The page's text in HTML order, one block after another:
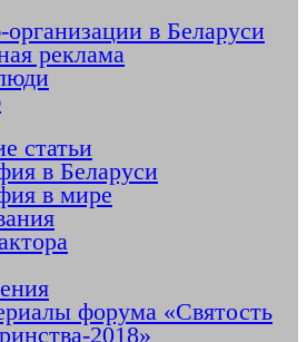
в Беларуси
реклама
статьи
в Беларуси
в мире
форума «Святость
2018»